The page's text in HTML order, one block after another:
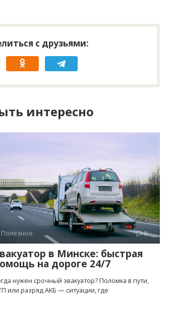
с друзьями:
интересно
Полезное 0
в Минске: быстрая
на дороге 24/7
нужен срочный эвакуатор? Поломка в пути,
или разряд АКБ — ситуации, где